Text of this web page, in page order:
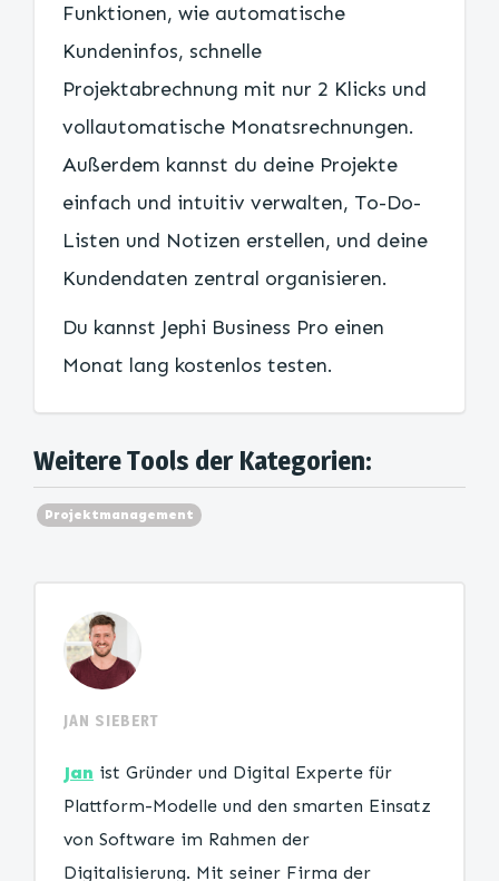
Funktionen, wie automatische
Kundeninfos, schnelle
Projektabrechnung mit nur 2 Klicks und
vollautomatische Monatsrechnungen.
Außerdem kannst du deine Projekte
einfach und intuitiv verwalten, To-Do-
Listen und Notizen erstellen, und deine
Kundendaten zentral organisieren.
Du kannst Jephi Business Pro einen
Monat lang kostenlos testen.
Weitere Tools der Kategorien:
Projektmanagement
JAN SIEBERT
Jan ist Gründer und Digital Experte für
Plattform-Modelle und den smarten Einsatz
von Software im Rahmen der
Digitalisierung. Mit seiner Firma der